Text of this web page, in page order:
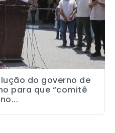
do governo de
para que “comitê